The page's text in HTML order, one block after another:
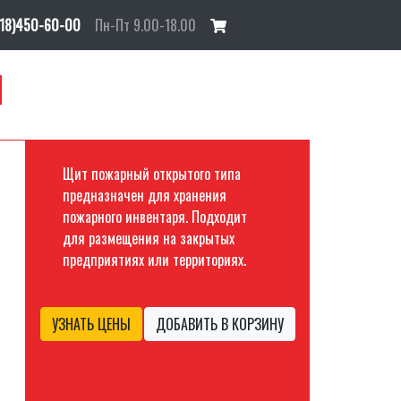
60-00 Пн-Пт 9.00-18.00
Щит пожарный открытого типа
предназначен для хранения
пожарного инвентаря. Подходит
для размещения на закрытых
предприятиях или территориях.
УЗНАТЬ ЦЕНЫ ДОБАВИТЬ В КОРЗИНУ